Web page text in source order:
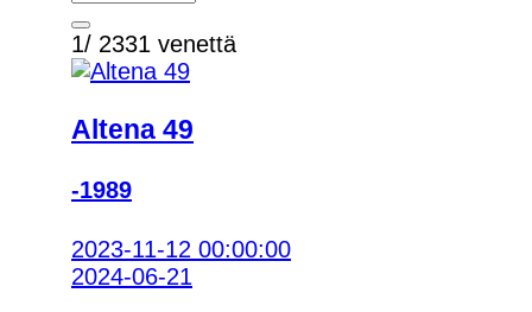
1/ 2331 venettä
Altena 49
-1989
2023-11-12 00:00:00
2024-06-21